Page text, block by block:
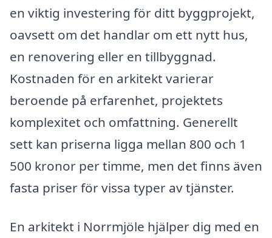
en viktig investering för ditt byggprojekt,
oavsett om det handlar om ett nytt hus,
en renovering eller en tillbyggnad.
Kostnaden för en arkitekt varierar
beroende på erfarenhet, projektets
komplexitet och omfattning. Generellt
sett kan priserna ligga mellan 800 och 1
500 kronor per timme, men det finns även
fasta priser för vissa typer av tjänster.
En arkitekt i Norrmjöle hjälper dig med en